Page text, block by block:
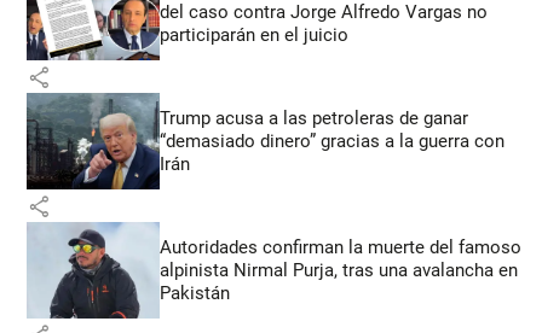
del caso contra Jorge Alfredo Vargas no
participarán en el juicio
share
Trump acusa a las petroleras de ganar
“demasiado dinero” gracias a la guerra con
Irán
share
Autoridades confirman la muerte del famoso
alpinista Nirmal Purja, tras una avalancha en
Pakistán